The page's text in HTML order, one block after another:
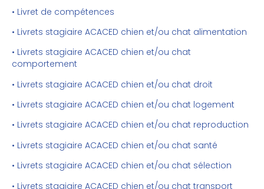
• Livret de compétences
• Livrets stagiaire ACACED chien et/ou chat alimentation
• Livrets stagiaire ACACED chien et/ou chat
comportement
• Livrets stagiaire ACACED chien et/ou chat droit
• Livrets stagiaire ACACED chien et/ou chat logement
• Livrets stagiaire ACACED chien et/ou chat reproduction
• Livrets stagiaire ACACED chien et/ou chat santé
• Livrets stagiaire ACACED chien et/ou chat sélection
• Livrets stagiaire ACACED chien et/ou chat transport